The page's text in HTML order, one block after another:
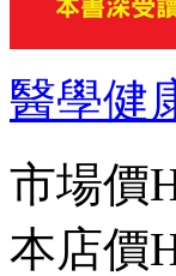
醫學健
市場價
本店價